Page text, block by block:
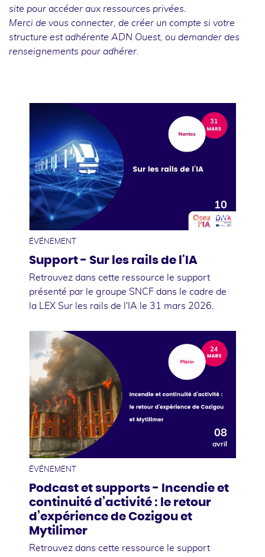
site pour accéder aux ressources privées.
Merci de vous connecter , de créer un compte si votre
structure est adhérente ADN Ouest, ou demander des
renseignements pour adhérer.
10
avril
ÉVÉNEMENT
Support - Sur les rails de l'IA
Retrouvez dans cette ressource le support
présenté par le groupe SNCF dans le cadre de
la LEX Sur les rails de l'IA le 31 mars 2026.
08
avril
ÉVÉNEMENT
Podcast et supports - Incendie et
continuité d’activité : le retour
d’expérience de Cozigou et
Mytilimer
Retrouvez dans cette ressource le support